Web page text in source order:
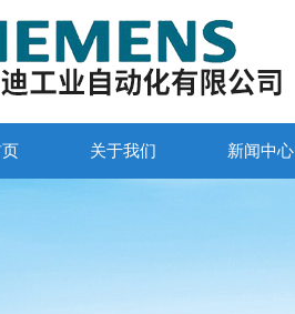
关于我们 新闻中心